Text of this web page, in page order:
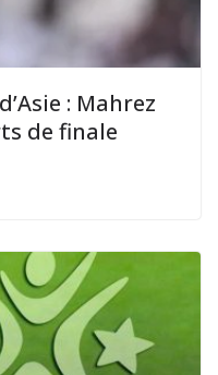
: Mahrez
de finale